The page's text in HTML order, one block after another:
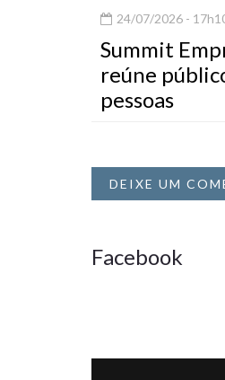
24/07/2026 -
Summit
reúne
pessoas
DEIXE UM
Facebook